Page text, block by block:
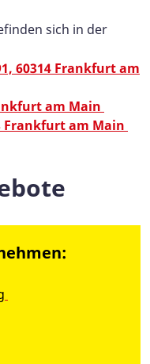
sich in der
60314 Frankfurt am
am Main
Frankfurt am Main